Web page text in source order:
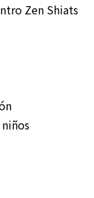
Zen Shiats